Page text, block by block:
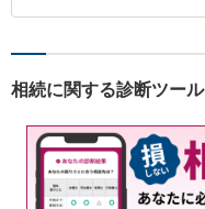
相続に関する診断ツール